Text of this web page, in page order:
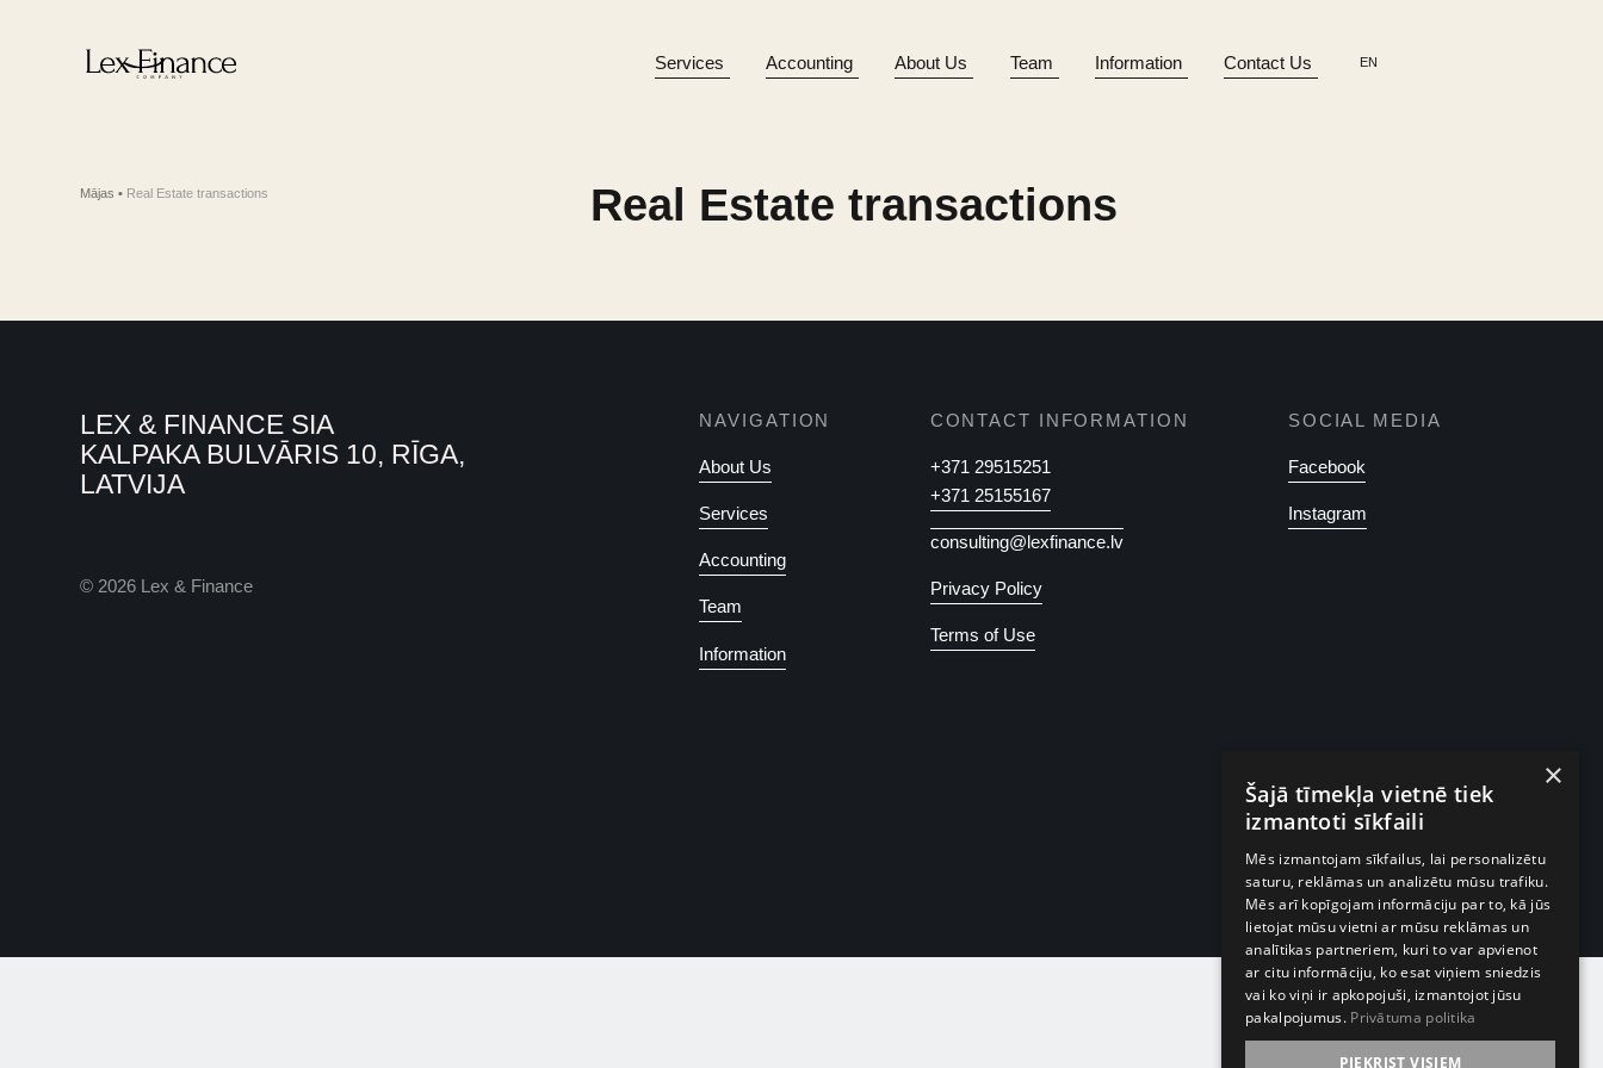
Services Accounting About Us Team Information Contact Us EN
Real Estate transactions
Mājas • Real Estate transactions
LEX & FINANCE SIA
KALPAKA BULVĀRIS 10, RĪGA,
LATVIJA
© 2026 Lex & Finance
NAVIGATION
About Us
Services
Accounting
Team
Information
CONTACT INFORMATION
+371 29515251
+371 25155167
consulting@lexfinance.lv
Privacy Policy
Terms of Use
SOCIAL MEDIA
Facebook
Instagram
×
Šajā tīmekļa vietnē tiek
izmantoti sīkfaili
Mēs izmantojam sīkfailus, lai personalizētu
saturu, reklāmas un analizētu mūsu trafiku.
Mēs arī kopīgojam informāciju par to, kā jūs
lietojat mūsu vietni ar mūsu reklāmas un
analītikas partneriem, kuri to var apvienot
ar citu informāciju, ko esat viņiem sniedzis
vai ko viņi ir apkopojuši, izmantojot jūsu
pakalpojumus. Privātuma politika
PIEKRIST VISIEM